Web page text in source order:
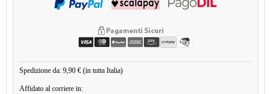
Spedizione da: 9,90 € (in tutta Italia)
Affidato al corriere in: